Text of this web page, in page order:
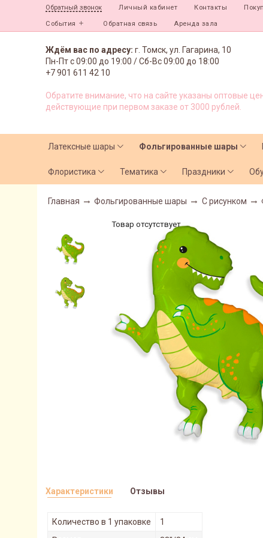
Обратный звонок Личный кабинет Контакты
События Обратная связь Аренда зала
Ждём вас по адресу: г. Томск, ул. Гагарина, 10
Пн-Пт с09:00 до 19:00 /Сб-Вс 09:00 до 18:00
+7 901 611 42 10
Обратите внимание, что на сайте указаны оптовые
действующие при первом заказе от 3000 рублей.
Латексные шары Фольгированные шары
Флористика Тематика Праздники
Главная Фольгированные шары С рисунком
Товар отсутствует
Характеристики
Количество в 1 упаковке
1
Отзывы